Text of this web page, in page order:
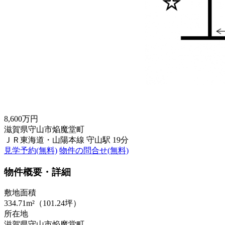
8,600万円
滋賀県守山市焔魔堂町
ＪＲ東海道・山陽本線 守山駅 19分
見学予約(無料) 物件の問合せ(無料)
物件概要・詳細
敷地面積
334.71m²（101.24坪）
所在地